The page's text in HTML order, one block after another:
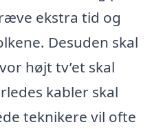
ekstra tid og
Desuden skal
højt tv’et skal
kabler skal
teknikere vil ofte